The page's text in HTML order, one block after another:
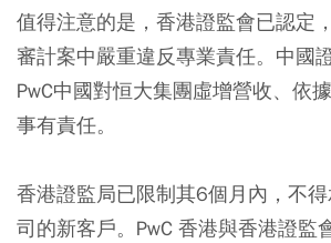
值得注意的是，香港證監會已認定
審計案中嚴重違反專業責任。中國
PwC中國對恒大集團虛增營收、依
事有責任。
香港證監局已限制其6個月內，不
司的新客戶。PwC 香港與香港證監